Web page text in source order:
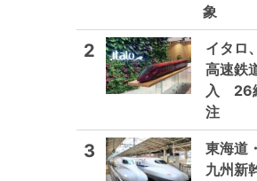
象
2
イタロ
高速鉄
入 26
注
3
東海道
九州新